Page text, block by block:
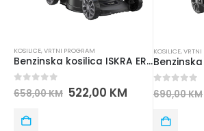
KOSILICE,VRTNI PROGRAM
Benzinska kosilica ISKRA ERO IE-GL150-43SP
0 out of 5
658,00KM 522,00 KM
KOSILICE,VRTNI
0 out of
690,00KM